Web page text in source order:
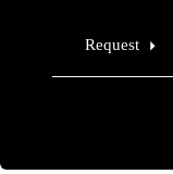
Request